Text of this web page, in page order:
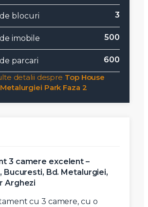
blocuri 3
imobile 500
parcari
600
detalii despre Top House
Park Faza 2
3 camere excelent –
Bucuresti, Bd. Metalurgiei,
Arghezi
cu 3 camere, cu o